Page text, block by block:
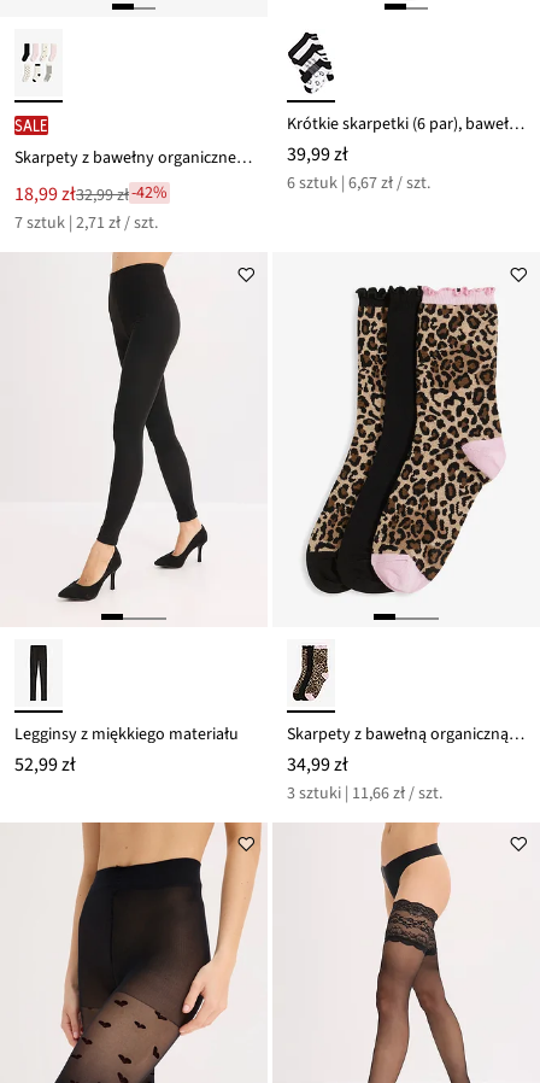
SALE
Skarpety z bawełny organicznej (7 szt.)
Nowa
cena
to
18,99 zł
Przeceniono
z
ceny
32,99 zł-42%
7 sztuk | 2,71 zł / szt.
Krótkie skarpetki (6 par), bawełna organiczna
39,99 zł
6 sztuk | 6,67 zł / szt.
Legginsy z miękkiego materiału
52,99 zł
Skarpety z bawełną organiczną (3 pary)
34,99 zł
3 sztuki | 11,66 zł / szt.